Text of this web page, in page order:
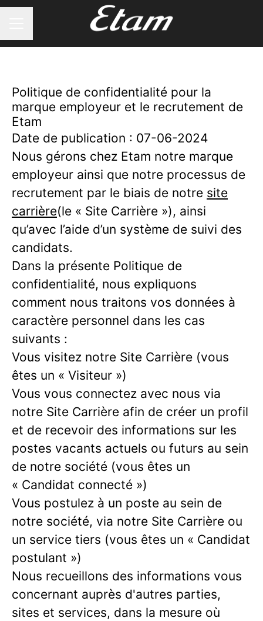
Politique de confidentialité pour la
marque employeur et le recrutement de
Etam
Date de publication : 07-06-2024
Nous gérons chez Etam notre marque
employeur ainsi que notre processus de
recrutement par le biais de notre site
carrière(le « Site Carrière »), ainsi
qu’avec l’aide d’un système de suivi des
candidats.
Dans la présente Politique de
confidentialité, nous expliquons
comment nous traitons vos données à
caractère personnel dans les cas
suivants :
Vous visitez notre Site Carrière (vous
êtes un « Visiteur »)
Vous vous connectez avec nous via
notre Site Carrière afin de créer un profil
et de recevoir des informations sur les
postes vacants actuels ou futurs au sein
de notre société (vous êtes un
« Candidat connecté »)
Vous postulez à un poste au sein de
notre société, via notre Site Carrière ou
un service tiers (vous êtes un « Candidat
postulant »)
Nous recueillons des informations vous
concernant auprès d'autres parties,
sites et services, dans la mesure où